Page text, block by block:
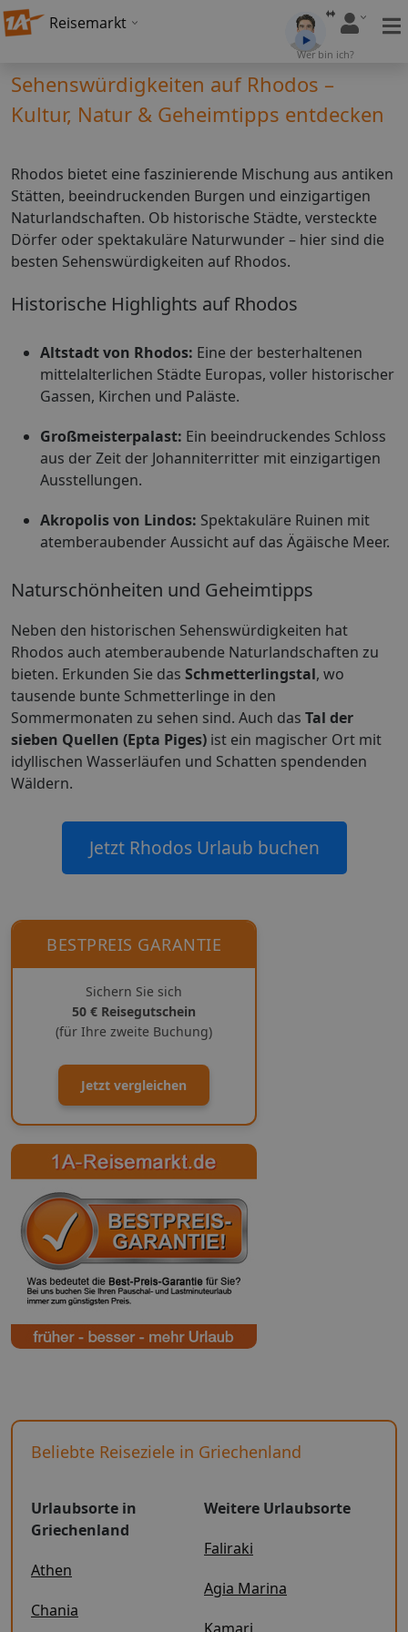
Reisemarkt
Wer bin ich?
Sehenswürdigkeiten auf Rhodos –
Kultur, Natur & Geheimtipps entdecken
Rhodos bietet eine faszinierende Mischung aus antiken
Stätten, beeindruckenden Burgen und einzigartigen
Naturlandschaften. Ob historische Städte, versteckte
Dörfer oder spektakuläre Naturwunder – hier sind die
besten Sehenswürdigkeiten auf Rhodos.
Historische Highlights auf Rhodos
Altstadt von Rhodos: Eine der besterhaltenen
mittelalterlichen Städte Europas, voller historischer
Gassen, Kirchen und Paläste.
Großmeisterpalast: Ein beeindruckendes Schloss
aus der Zeit der Johanniterritter mit einzigartigen
Ausstellungen.
Akropolis von Lindos: Spektakuläre Ruinen mit
atemberaubender Aussicht auf das Ägäische Meer.
Naturschönheiten und Geheimtipps
Neben den historischen Sehenswürdigkeiten hat
Rhodos auch atemberaubende Naturlandschaften zu
bieten. Erkunden Sie das Schmetterlingstal, wo
tausende bunte Schmetterlinge in den
Sommermonaten zu sehen sind. Auch das Tal der
sieben Quellen (Epta Piges) ist ein magischer Ort mit
idyllischen Wasserläufen und Schatten spendenden
Wäldern.
Jetzt Rhodos Urlaub buchen
BESTPREIS GARANTIE
Sichern Sie sich
50 € Reisegutschein
(für Ihre zweite Buchung)
Jetzt vergleichen
Beliebte Reiseziele in Griechenland
Urlaubsorte in
Griechenland
Athen
Chania
Weitere Urlaubsorte
Faliraki
Agia Marina